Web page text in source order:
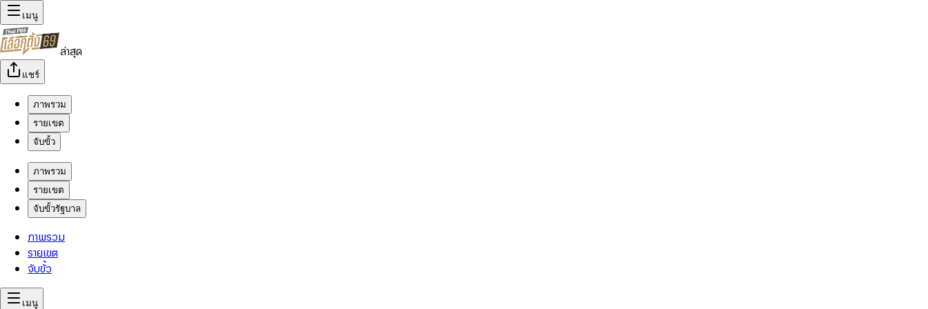
เมนู
ล่าสุด
แชร์
ภาพรวม
รายเขต
จับขั้ว
ภาพรวม
รายเขต
จับขั้วรัฐบาล
ภาพรวม
รายเขต
จับขั้ว
เมนู